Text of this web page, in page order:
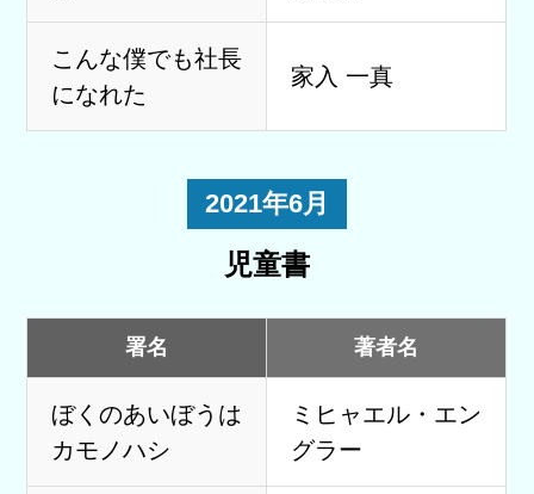
こんな僕でも社長
になれた
家入 一真
2021年6月
児童書
署名 著者名
ぼくのあいぼうは
カモノハシ
ミヒャエル・エン
グラー